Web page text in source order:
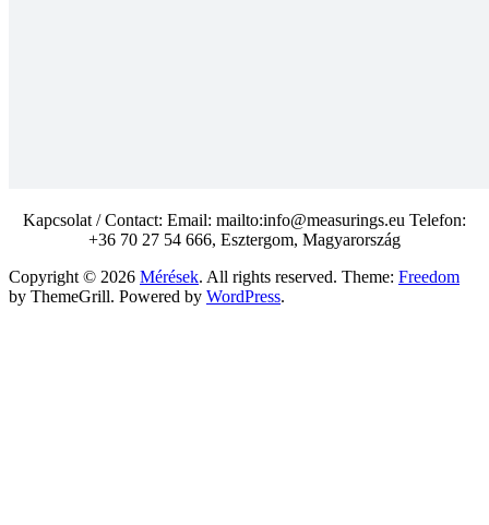
Kapcsolat / Contact: Email: mailto:info@measurings.eu Telefon:
+36 70 27 54 666, Esztergom, Magyarország
Copyright © 2026 Mérések. All rights reserved. Theme: Freedom
by ThemeGrill. Powered by WordPress.